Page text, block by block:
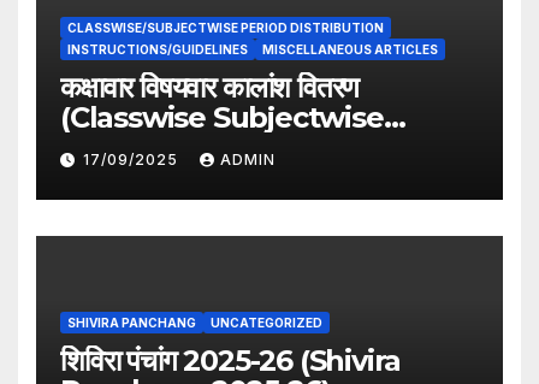
CLASSWISE/SUBJECTWISE PERIOD DISTRIBUTION
INSTRUCTIONS/GUIDELINES
MISCELLANEOUS ARTICLES
कक्षावार विषयवार कालांश वितरण
(Classwise Subjectwise
period distribution)
17/09/2025 ADMIN
SHIVIRA PANCHANG UNCATEGORIZED
शिविरा पंचांग 2025-26 (Shivira